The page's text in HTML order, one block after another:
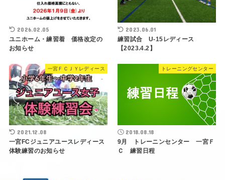
2026.02.05
ユニホーム・練習着 価格改定の
お知らせ
2023.06.01
練習試合 U-15レディース
【2023.4.2】
一宮ＦＣＪＹレディース
2021.12.08
一宮FCジュニアユースレディース
体験練習のお知らせ
トレーニングセンター
2018.08.18
9月 トレーニンセンター 一宮Ｆ
Ｃ 練習日程